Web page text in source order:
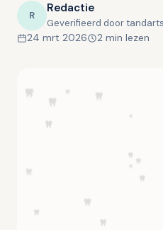
R Redactie
Geverifieerd door
24 mrt 2026 2 min lezen